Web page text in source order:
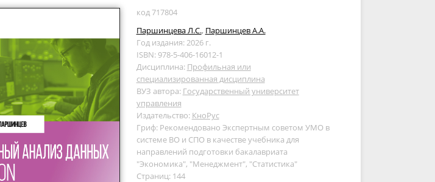
код 717804
Паршинцева Л.С., Паршинцев А.А.
Год издания: 2026 г.
ISBN: 978-5-406-16012-1
Дисциплина: Профильная или
специализированная дисциплина
ВУЗ автора: Государственный университет
управления
Издательство: КноРус
Гриф: Рекомендовано Экспертным советом УМО в
системе ВО и СПО в качестве учебника для
направлений подготовки бакалавриата
"Экономика", "Менеджмент", "Статистика"
Страниц: 144